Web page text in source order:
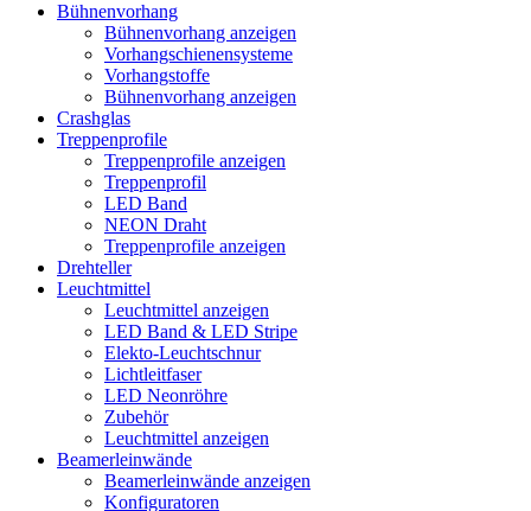
Bühnenvorhang
Bühnenvorhang anzeigen
Vorhangschienensysteme
Vorhangstoffe
Bühnenvorhang anzeigen
Crashglas
Treppenprofile
Treppenprofile anzeigen
Treppenprofil
LED Band
NEON Draht
Treppenprofile anzeigen
Drehteller
Leuchtmittel
Leuchtmittel anzeigen
LED Band & LED Stripe
Elekto-Leuchtschnur
Lichtleitfaser
LED Neonröhre
Zubehör
Leuchtmittel anzeigen
Beamerleinwände
Beamerleinwände anzeigen
Konfiguratoren